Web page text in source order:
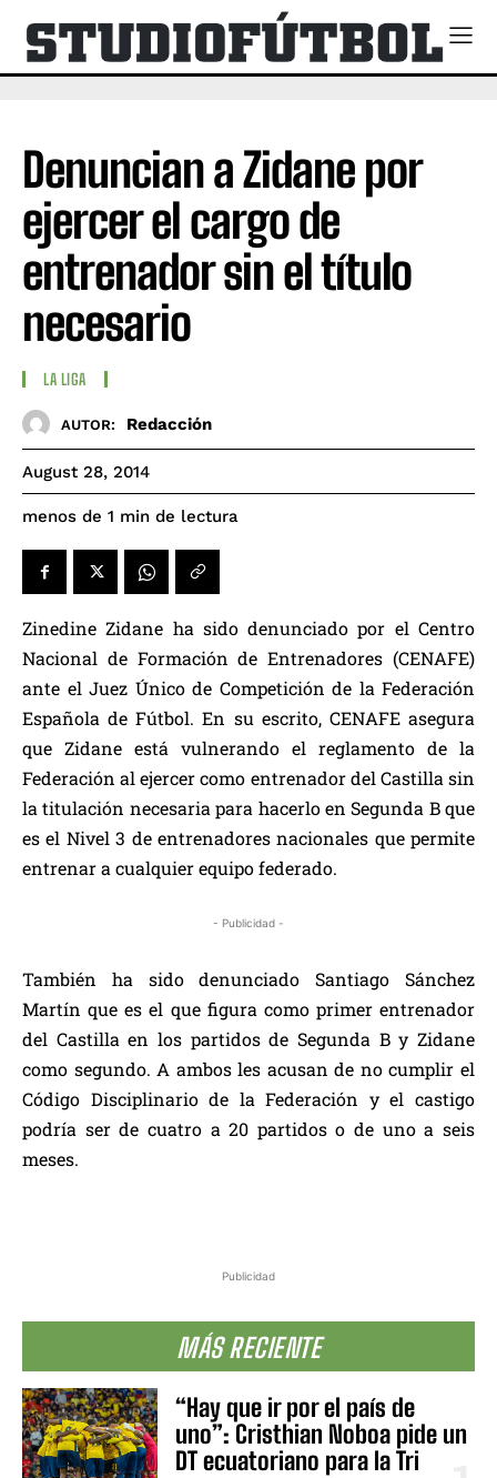
Publicidad
MÁS RECIENTE
“Hay que ir por el país de
uno”: Cristhian Noboa pide un
DT ecuatoriano para la Tri
Denuncian a Zidane por
ejercer el cargo de
entrenador sin el título
necesario
LA LIGA
AUTOR: Redacción
August 28, 2014
menos de 1 min de lectura
Zinedine Zidane ha sido denunciado por el Centro
Nacional de Formación de Entrenadores (CENAFE)
ante el Juez Único de Competición de la Federación
Española de Fútbol. En su escrito, CENAFE asegura
que Zidane está vulnerando el reglamento de la
Federación al ejercer como entrenador del Castilla sin
la titulación necesaria para hacerlo en Segunda B que
es el Nivel 3 de entrenadores nacionales que permite
entrenar a cualquier equipo federado.
- Publicidad -
También ha sido denunciado Santiago Sánchez
Martín que es el que figura como primer entrenador
del Castilla en los partidos de Segunda B y Zidane
como segundo. A ambos les acusan de no cumplir el
Código Disciplinario de la Federación y el castigo
podría ser de cuatro a 20 partidos o de uno a seis
meses.